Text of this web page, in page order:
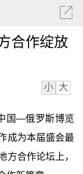
合作绽放
小 大
国—俄罗斯博览
成为本届盛会最
方合作论坛上，